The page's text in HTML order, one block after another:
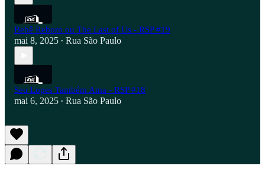
Bebê Reborn ou The Last of Us - RSP #19
mai 8, 2025 • Rua São Paulo
Seu Lopes Também Ama - RSP #18
mai 6, 2025 • Rua São Paulo